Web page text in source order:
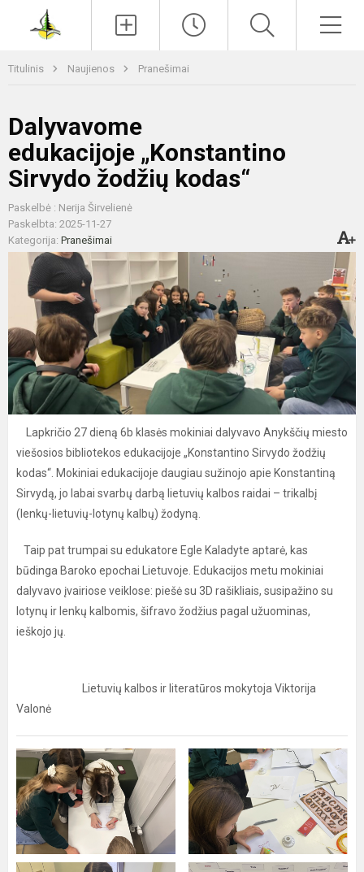
Titulinis Naujienos Pranešimai
Dalyvavome
edukacijoje „Konstantino
Sirvydo žodžių kodas“
Paskelbė : Nerija Širvelienė
Paskelbta: 2025-11-27
Kategorija: Pranešimai
Lapkričio 27 dieną 6b klasės mokiniai dalyvavo Anykščių miesto
viešosios bibliotekos edukacijoje „Konstantino Sirvydo žodžių
kodas“. Mokiniai edukacijoje daugiau sužinojo apie Konstantiną
Sirvydą, jo labai svarbų darbą lietuvių kalbos raidai – trikalbį
(lenkų-lietuvių-lotynų kalbų) žodyną.
Taip pat trumpai su edukatore Egle Kaladyte aptarė, kas
būdinga Baroko epochai Lietuvoje. Edukacijos metu mokiniai
dalyvavo įvairiose veiklose: piešė su 3D rašikliais, susipažino su
lotynų ir lenkų kalbomis, šifravo žodžius pagal užuominas,
ieškojo jų.
Lietuvių kalbos ir literatūros mokytoja Viktorija
Valonė